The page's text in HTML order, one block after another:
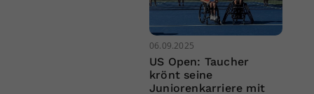
06.09.2025
US Open: Taucher
krönt seine
Juniorenkarriere mit